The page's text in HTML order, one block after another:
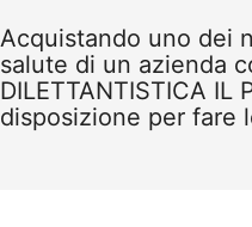
Acquistando uno dei
salute di un azienda
DILETTANTISTICA IL
disposizione per fare